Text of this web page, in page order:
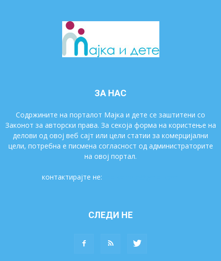
ЗА НАС
Содржините на порталот Мајка и дете се заштитени со
Законот за авторски права. За секоја форма на користење на
делови од овој веб сајт или цели статии за комерцијални
цели, потребна е писмена согласност од администраторите
на овој портал.
контактирајте не:
СЛЕДИ НЕ